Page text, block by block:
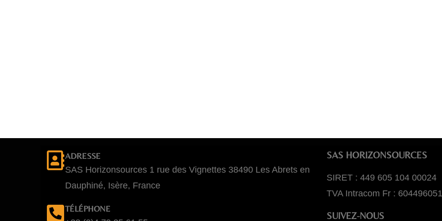
ADRESSE
SAS Horizonsources 1 rue des Vignettes 38490 Les Abrets en
Dauphiné, Isère, France
TÉLÉPHONE
SAS HORIZONSOURCES
SIRET : 449 605 104 00024
TVA Intracom Fr :
SUIVEZ-NOUS